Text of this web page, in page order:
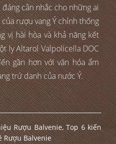
cân nhắc cho những ai
rượu vang Ý chính thống
vị hài hòa và khả năng kết
ly Altarol Valpolicella DOC
gần hơn với văn hóa ẩm
trứ danh của nước Ý.
Rượu Balvenie, Top 6 kiến
Rượu Balvenie